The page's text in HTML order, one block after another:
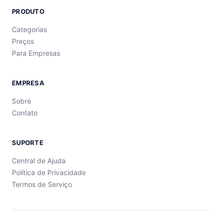
PRODUTO
Categorias
Preços
Para Empresas
EMPRESA
Sobre
Contato
SUPORTE
Central de Ajuda
Política de Privacidade
Termos de Serviço